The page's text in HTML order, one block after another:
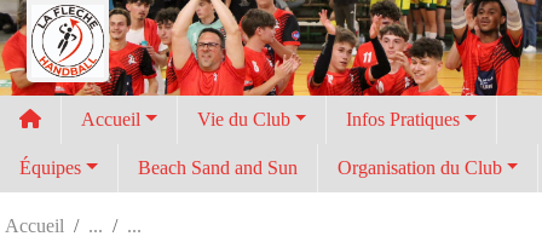
Accueil Vie du Club Infos Pratiques
Équipes Beach Sand and Sun Organisation du Club
Accueil
Panneau de gestion des cookies